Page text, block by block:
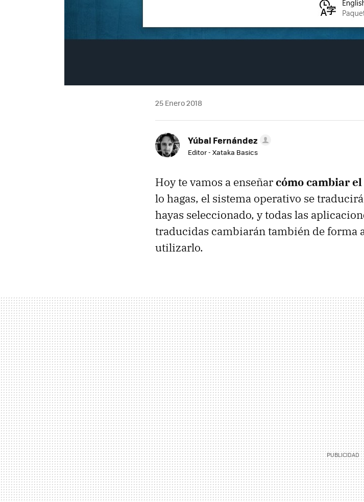
25 Enero 2018
Yúbal Fernández
Editor - Xataka Basics
Hoy te vamos a enseñarcómo cambiar
lo hagas, el sistema operativo se
hayas seleccionado, y todas las
traducidas cambiarán también de forma
utilizarlo.